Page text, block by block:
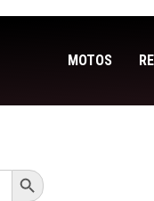
MOTOS
Search Button